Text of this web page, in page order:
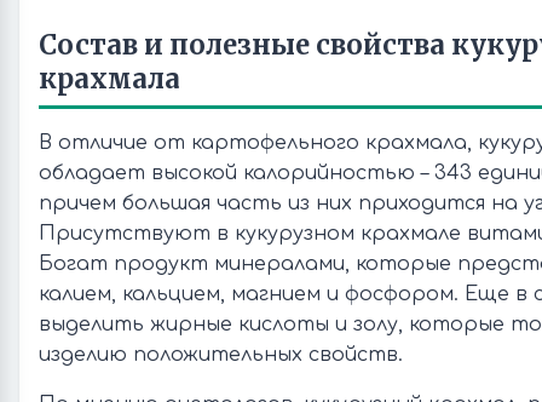
Состав и полезные свойства
крахмала
В отличие от картофельного крахмала,
обладает высокой калорийностью – 343
причем большая часть из них приходится на
Присутствуют в кукурузном крахмале
Богат продукт минералами, которые
калием, кальцием, магнием и фосфором. Еще
выделить жирные кислоты и золу, которые
изделию положительных свойств.